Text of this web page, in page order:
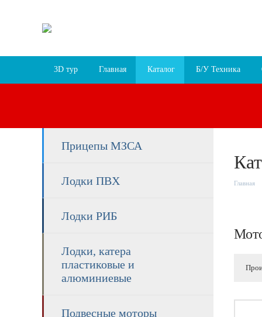
3D тур Главная Каталог Б/У Техника
Прицепы МЗСА
Лодки ПВХ
Лодки РИБ
Лодки, катера
пластиковые и
алюминиевые
Подвесные моторы
Главная